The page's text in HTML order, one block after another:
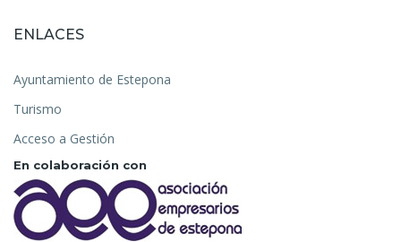
ENLACES
Ayuntamiento de Estepona
Turismo
Acceso a Gestión
En colaboración con